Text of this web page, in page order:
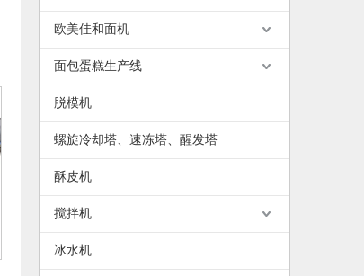
欧美佳和面机
面包蛋糕生产线
脱模机
螺旋冷却塔、速冻塔、醒发塔
酥皮机
搅拌机
冰水机